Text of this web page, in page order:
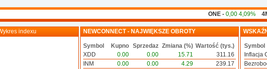
ONE -0,00 4,09%4MB -
NEWCONNECT - NAJWIĘKSZE OBROTY
Symbol Kupno Sprzedaz Zmiana (%) Wartość (tys.)
XDD
0.00 0.00 15.71
311.16
INM
0.00 0.00 4.29
239.17
Symbol
Inflacja